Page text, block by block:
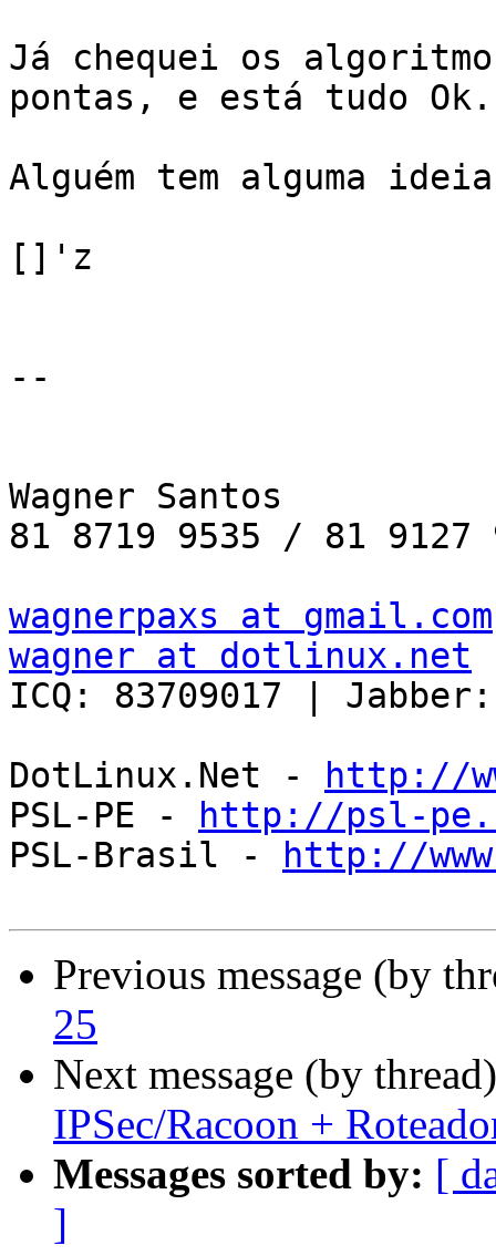
Já chequei os
pontas, e está tudo Ok.
Alguém tem alguma
[]'z
--
Wagner Santos
81 8719 9535 / 81 9127
wagnerpaxs at gmail.com
wagner at dotlinux.net
ICQ: 83709017 |
DotLinux.Net -
http://
PSL-PE -
http://psl-
PSL-Brasil -
http://
Previous message (by
25
Next message (by
IPSec/Racoon +
Messages sorted by: [
]